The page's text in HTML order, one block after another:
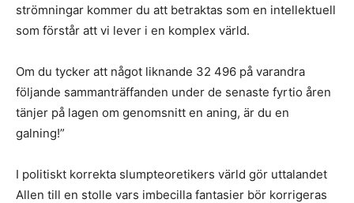
strömningar kommer du att betraktas som en intellektuell
som förstår att vi lever i en komplex värld.
Om du tycker att något liknande 32 496 på varandra
följande sammanträffanden under de senaste fyrtio åren
tänjer på lagen om genomsnitt en aning, är du en
galning!”
I politiskt korrekta slumpteoretikers värld gör uttalandet
Allen till en stolle vars imbecilla fantasier bör korrigeras